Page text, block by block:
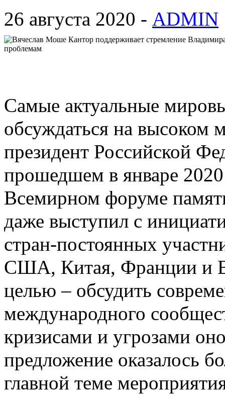
26 августа 2020 - ADMIN
Самые актуальные
обсуждаться на высоком
президент Российской
прошедшем в январе
Всемирном форуме
даже выступил с
стран-постоянных
США, Китая, Франции и
целью – обсудить
международного
кризисами и угрозами
предложение оказалось
главной теме